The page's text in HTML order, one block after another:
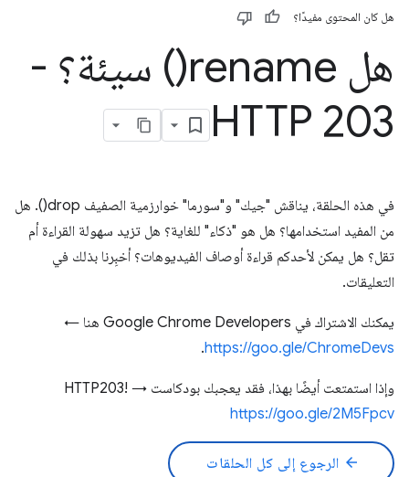
هل كان المحتوى مفيدًا؟
هل rename( ) سيئة؟ -
HTTP 203
في هذه الحلقة، يناقش "جيك" و"سورما" خوارزمية الصفيف drop(). هل
من المفيد استخدامها؟ هل هو "ذكاء" للغاية؟ هل تزيد سهولة القراءة أم
تقل؟ هل يمكن لأحدكم قراءة أوصاف الفيديوهات؟ أخبِرنا بذلك في
التعليقات.
يمكنك الاشتراك في Google Chrome Developers هنا ←
https://goo.gle/ChromeDevs
.
وإذا استمتعت أيضًا بهذا، فقد يعجبك بودكاست HTTP203! →
https://goo.gle/2M5Fpcv
arrow_back الرجوع إلى كل الحلقات